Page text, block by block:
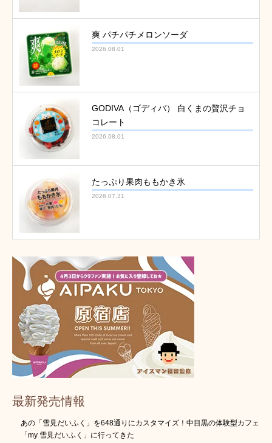
爽 パチパチメロンソーダ
2026.08.01
GODIVA（ゴディバ） 白くまの贅沢チョ
コレート
2026.08.01
たっぷり果肉ももかき氷
2026.07.31
最新発売情報
あの「雪見だいふく」を648通りにカスタマイズ！中目黒の体験型カフェ
「my 雪見だいふく」に行ってきた